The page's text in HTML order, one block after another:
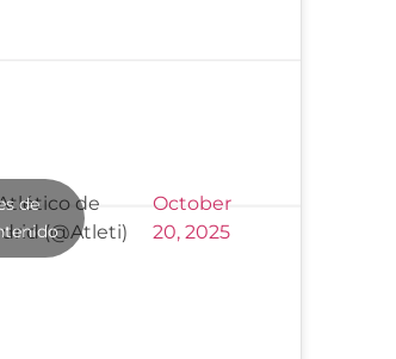
de
(@Atleti)
October
20, 2025
de